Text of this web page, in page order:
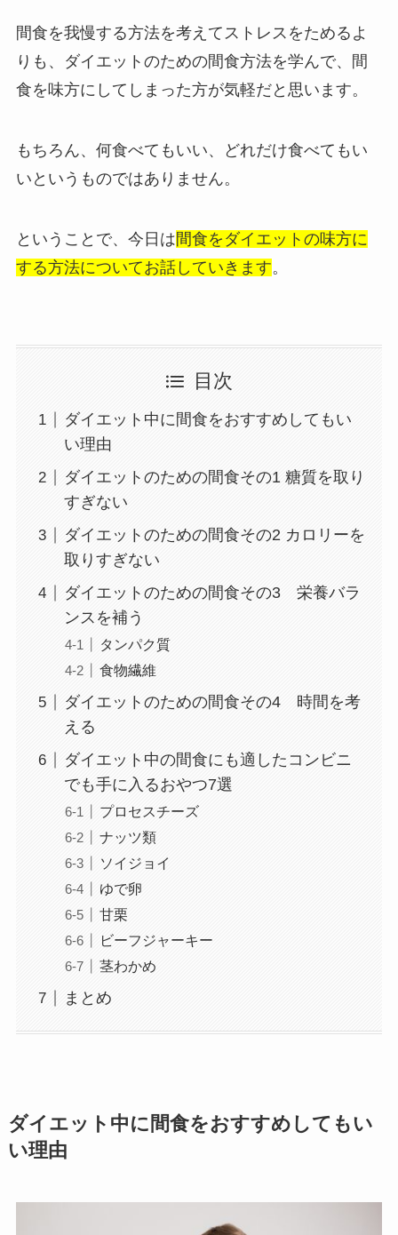
間食を我慢する方法を考えてストレスをためるよ
りも、ダイエットのための間食方法を学んで、間
食を味方にしてしまった方が気軽だと思います。
もちろん、何食べてもいい、どれだけ食べてもい
いというものではありません。
ということで、今日は間食をダイエットの味方に
する方法についてお話していきます。
目次
ダイエット中に間食をおすすめしてもい
い理由
ダイエットのための間食その1 糖質を取り
すぎない
ダイエットのための間食その2 カロリーを
取りすぎない
ダイエットのための間食その3 栄養バラ
ンスを補う
タンパク質
食物繊維
ダイエットのための間食その4 時間を考
える
ダイエット中の間食にも適したコンビニ
でも手に入るおやつ7選
プロセスチーズ
ナッツ類
ソイジョイ
ゆで卵
甘栗
ビーフジャーキー
茎わかめ
まとめ
ダイエット中に間食をおすすめしてもい
い理由